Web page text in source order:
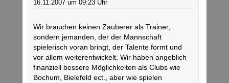
16.11.2007 um 09:23 Uhr
Wir brauchen keinen Zauberer als Trainer,
sondern jemanden, der der Mannschaft
spielerisch voran bringt, der Talente formt und
vor allem weiterentwickelt. Wir haben angeblich
finanziell bessere Möglichkeiten als Clubs wie
Bochum, Bielefeld ect., aber wie spielen